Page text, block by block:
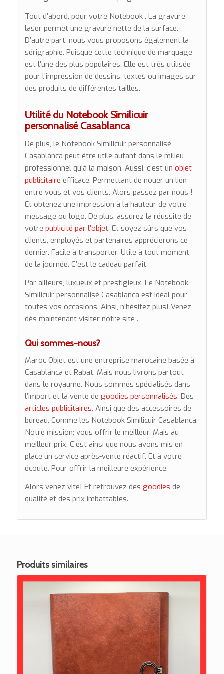
Tout d’abord, pour votre Notebook . La gravure
laser permet une gravure nette de la surface.
D’autre part, nous vous proposons également la
sérigraphie. Puisque cette technique de marquage
est l’une des plus populaires. Elle est très utilisée
pour l’impression de dessins, textes ou images sur
des produits de différentes tailles.
Utilité du Notebook Similicuir
personnalisé Casablanca
De plus, le Notebook Similicuir personnalisé
Casablanca peut être utile autant dans le milieu
professionnel qu’à la maison. Aussi, c’est un objet
publicitaire efficace. Permettant de nouer un lien
entre vous et vos clients. Alors passez par nous !
Et obtenez une impression à la hauteur de votre
message ou logo. De plus, assurez la réussite de
votre publicité par l’objet. Et soyez sûrs que vos
clients, employés et partenaires apprécierons ce
dernier. Facile à transporter. Utile à tout moment
de la journée. C’est le cadeau parfait.
Par ailleurs, luxueux et prestigieux. Le Notebook
Similicuir personnalisé Casablanca est idéal pour
toutes vos occasions. Ainsi, n’hésitez plus! Venez
dès maintenant visiter notre site .
Qui sommes-nous?
Maroc Objet est une entreprise marocaine basée à
Casablanca et Rabat. Mais nous livrons partout
dans le royaume. Nous sommes spécialisés dans
l’import et la vente de goodies personnalisés. Des
articles publicitaires. Ainsi que des accessoires de
bureau. Comme les Notebook Similicuir Casablanca.
Notre mission; vous offrir le meilleur. Mais au
meilleur prix. C’est ainsi que nous avons mis en
place un service après-vente réactif. Et à votre
écoute. Pour offrir la meilleure expérience.
Alors venez vite! Et retrouvez des goodies de
qualité et des prix imbattables.
Produits similaires